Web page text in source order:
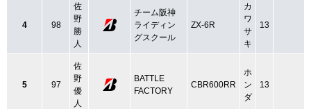
4 98
佐
野
勝
人
チーム阪神
ライディン
グスクール
ZX-6R
カ
ワ
サ
キ
13
5 97
佐
野
優
人
BATTLE
FACTORY
CBR600RR
ホ
ン
ダ
13